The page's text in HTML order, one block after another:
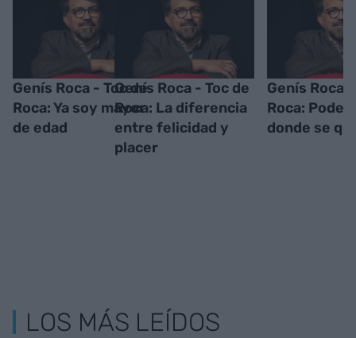
Genís Roca - Toc de
Roca: Ya soy mayor
de edad
Genís Roca - Toc de
Roca: La diferencia
entre felicidad y
placer
Genís Roca
Roca:
donde se
LOS MÁS LEÍDOS